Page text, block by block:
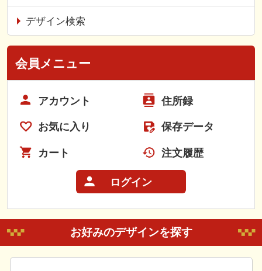
デザイン検索
会員メニュー
アカウント 住所録
お気に入り 保存データ
カート 注文履歴
ログイン
お好みのデザインを探す